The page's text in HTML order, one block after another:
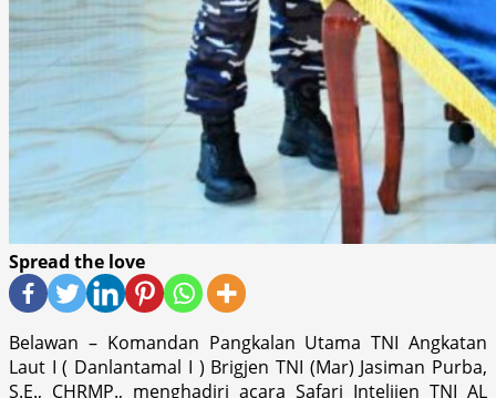
Spread the love
Belawan – Komandan Pangkalan Utama TNI Angkatan
Laut I ( Danlantamal I ) Brigjen TNI (Mar) Jasiman Purba,
S.E., CHRMP., menghadiri acara Safari Intelijen TNI AL